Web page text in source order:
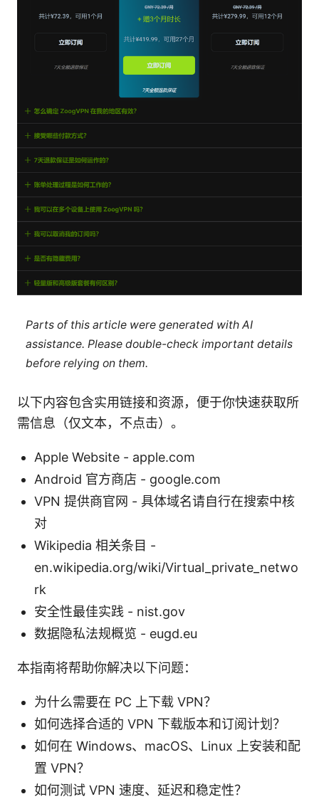
Parts of this article were generated with AI
assistance. Please double-check important details
before relying on them.
以下内容包含实用链接和资源，便于你快速获取所
需信息（仅文本，不点击）。
Apple Website - apple.com
Android 官方商店 - google.com
VPN 提供商官网 - 具体域名请自行在搜索中核
对
Wikipedia 相关条目 -
en.wikipedia.org/wiki/Virtual_private_netwo
rk
安全性最佳实践 - nist.gov
数据隐私法规概览 - eugd.eu
本指南将帮助你解决以下问题：
为什么需要在 PC 上下载 VPN？
如何选择合适的 VPN 下载版本和订阅计划？
如何在 Windows、macOS、Linux 上安装和配
置 VPN？
如何测试 VPN 速度、延迟和稳定性？